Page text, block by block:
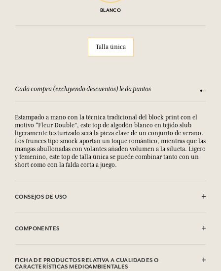
BLANCO
Talla única
Cada compra (excluyendo descuentos) le da puntos
Estampado a mano con la técnica tradicional del block print con el
motivo “Fleur Double”, este top de algodón blanco en tejido slub
ligeramente texturizado será la pieza clave de un conjunto de verano.
Los frunces tipo smock aportan un toque romántico, mientras que las
mangas abullonadas con volantes añaden volumen a la silueta. Ligero
y femenino, este top de talla única se puede combinar tanto con un
short como con la falda corta a juego.
CONSEJOS DE USO
COMPONENTES
FICHA DE PRODUCTOS RELATIVA A CUALIDADES O
CARACTERÍSTICAS MEDIOAMBIENTALES